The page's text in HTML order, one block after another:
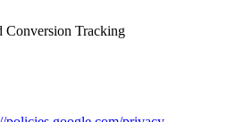
Conversion Tracking